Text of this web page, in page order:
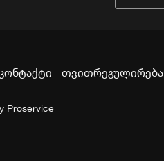
თვითრეგულირება
Proservice